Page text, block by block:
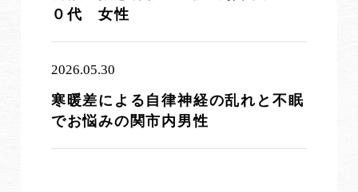
０代 女性
2026.05.30
寒暖差による自律神経の乱れと不眠
でお悩みの関市内男性